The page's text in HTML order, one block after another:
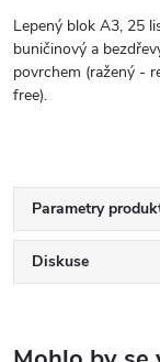
Lepený blok A3, 25
buničinový a
povrchem (ražený -
free).
Parametry
Diskuse